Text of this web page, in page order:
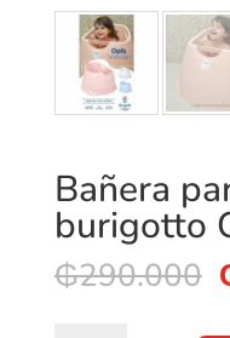
Bañera
burigotto
₲290.000